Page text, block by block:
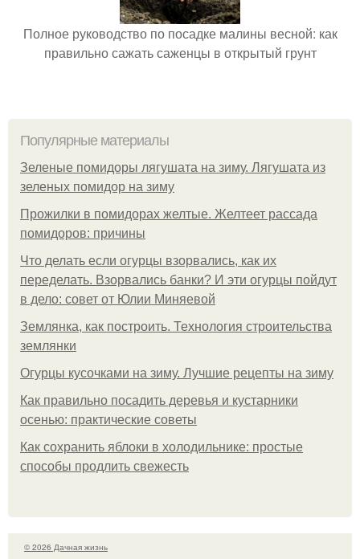
Полное руководство по посадке малины весной: как
правильно сажать саженцы в открытый грунт
Популярные материалы
Зеленые помидоры лягушата на зиму. Лягушата из
зеленых помидор на зиму
Прожилки в помидорах желтые. Желтеет рассада
помидоров: причины
Что делать если огурцы взорвались, как их
переделать. Взорвались банки? И эти огурцы пойдут
в дело: совет от Юлии Миняевой
Землянка, как построить. Технология строительства
землянки
Огурцы кусочками на зиму. Лучшие рецепты на зиму
Как правильно посадить деревья и кустарники
осенью: практические советы
Как сохранить яблоки в холодильнике: простые
способы продлить свежесть
© 2026 Дачная жизнь